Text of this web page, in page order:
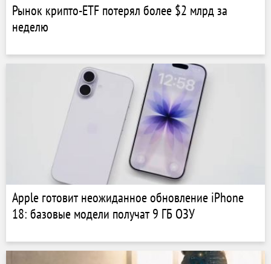
Рынок крипто-ETF потерял более $2 млрд за
неделю
Apple готовит неожиданное обновление iPhone
18: базовые модели получат 9 ГБ ОЗУ